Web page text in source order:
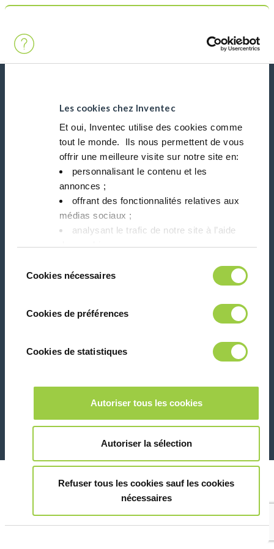
Les cookies chez Inventec
Et oui, Inventec utilise des cookies comme
tout le monde. ​ Ils nous permettent de vous
offrir une meilleure visite sur notre site en:​
personnalisant le contenu et les
annonces ;​
offrant des fonctionnalités relatives aux
médias sociaux ; ​
analysant le trafic de notre site à l’aide
des cookies.​
refuser ou de les paramétrer.​ Pas de
panique, vous pourrez également modifier à
tout moment vos choix dans l'onglet Gérer
les cookies.​ ​ ​
duCookies nécessaires
Cookies de préférences
Cookies de statistiques
Marketing
Montrer les détails
Autoriser tous les cookies
Autoriser la sélection
Refuser tous les cookies sauf les cookies
nécessaires
Main Navigation 搜索
与我们的时事通讯保持联系！
Please leave
在社交媒体上关注我们
26 Rue des Coulons - 94360 Bry-sur-Marne - 法国
© Copyright 2026 法律信息和隐私声明